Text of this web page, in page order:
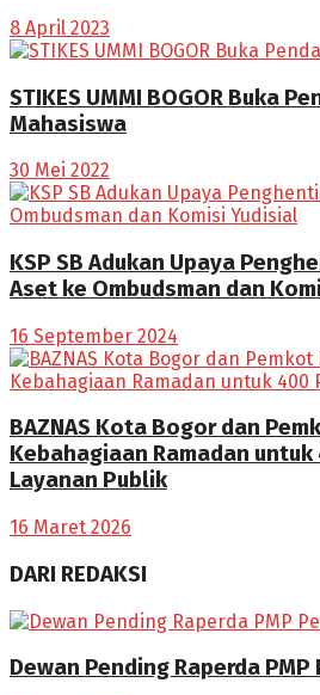
8 April 2023
STIKES UMMI BOGOR Buka
Mahasiswa
30 Mei 2022
KSP SB Adukan Upaya
Aset ke Ombudsman dan
16 September 2024
BAZNAS Kota Bogor dan
Kebahagiaan Ramadan
Layanan Publik
16 Maret 2026
DARI REDAKSI
Dewan Pending Raperda PMP